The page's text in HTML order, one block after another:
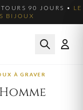
90 JOURS • LE
BIJOUX
À GRAVER